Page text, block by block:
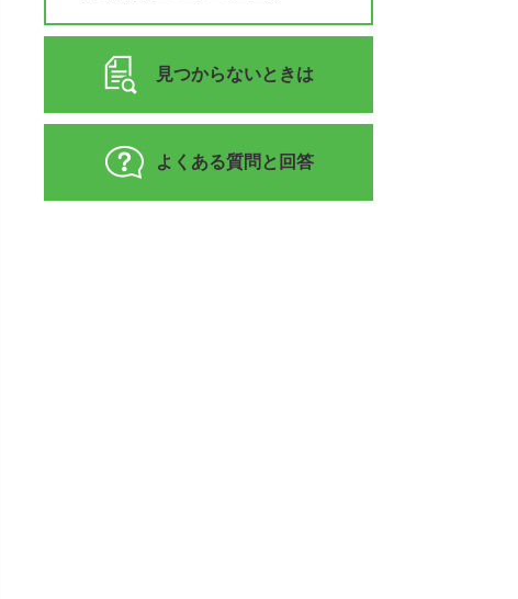
見つからないときは
よくある質問と回答